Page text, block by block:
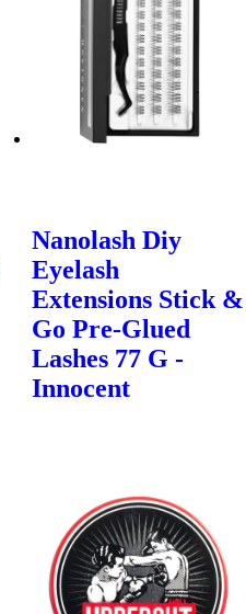
Nanolash Diy
Eyelash
Extensions Stick &
Go Pre-Glued
Lashes 77 G -
Innocent